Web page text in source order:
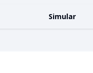
Simular